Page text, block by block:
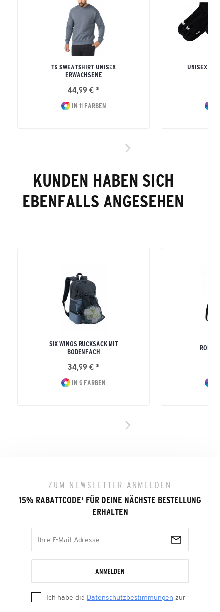
TS SWEATSHIRT UNISEX
ERWACHSENE
44,99 € *
IN 11 FARBEN
UNISEX
KUNDEN HABEN SICH
EBENFALLS ANGESEHEN
SIX WINGS RUCKSACK MIT
BODENFACH
34,99 € *
IN 9 FARBEN
ZUM NEWSLETTER ANMELDEN
15% RABATTCODE¹ FÜR DEINE NÄCHSTE BESTELLUNG
ERHALTEN
ANMELDEN
Ich habe die Datenschutzbestimmungen zur